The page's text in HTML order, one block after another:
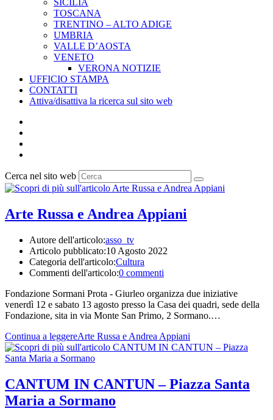
SICILIA
TOSCANA
TRENTINO – ALTO ADIGE
UMBRIA
VALLE D’AOSTA
VENETO
VERONA NOTIZIE
UFFICIO STAMPA
CONTATTI
Attiva/disattiva la ricerca sul sito web
Cerca nel sito web
Arte Russa e Andrea Appiani
Autore dell'articolo:asso_tv
Articolo pubblicato:10 Agosto 2022
Categoria dell'articolo:Cultura
Commenti dell'articolo:0 commenti
Fondazione Sormani Prota - Giurleo organizza due iniziative
venerdì 12 e sabato 13 agosto presso la Casa dei quadri, sede della
Fondazione, sita in via Monte San Primo, 2 Sormano.…
Continua a leggereArte Russa e Andrea Appiani
CANTUM IN CANTUN – Piazza Santa
Maria a Sormano